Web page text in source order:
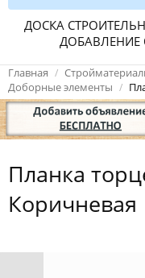
ДОСКА
ДОБАВЛЕНИЕ
Главная
Доборные элементы
Планка
Коричневая